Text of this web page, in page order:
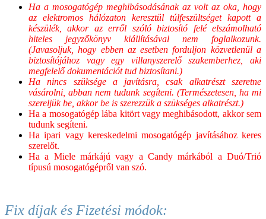
Ha a mosogatógép meghibásodásának az volt az oka, hogy
az elektromos hálózaton keresztül túlfeszültséget kapott a
készülék, akkor az erről szóló biztosító felé elszámolható
hiteles jegyzőkönyv kiállításával nem foglalkozunk.
(Javasoljuk, hogy ebben az esetben forduljon közvetlenül a
biztosítójához vagy egy villanyszerelő szakemberhez, aki
megfelelő dokumentációt tud biztosítani.)
Ha nincs szüksége a javításra, csak alkatrészt szeretne
vásárolni, abban nem tudunk segíteni. (Természetesen, ha mi
szereljük be, akkor be is szerezzük a szükséges alkatrészt.)
Ha a mosogatógép lába kitört vagy meghibásodott, akkor sem
tudunk segíteni.
Ha ipari vagy kereskedelmi mosogatógép javításához keres
szerelőt.
Ha a Miele márkájú vagy a Candy márkából a Duó/Trió
típusú mosogatógépről van szó.
Fix díjak és Fizetési módok: